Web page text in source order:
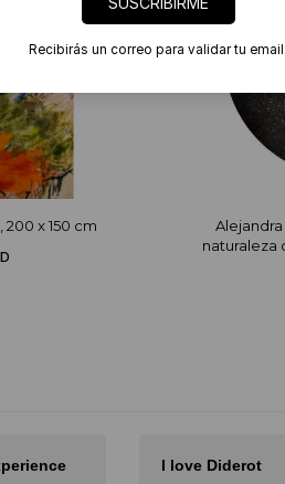
x 150 cm
naturaleza
I love Diderot
Recibirás un correo para validar tu email.